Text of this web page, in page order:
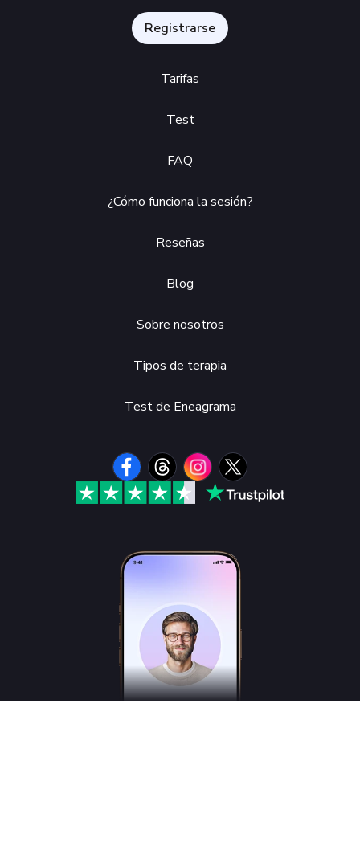
Registrarse
Tarifas
Test
FAQ
¿Cómo funciona la sesión?
Reseñas
Blog
Sobre nosotros
Tipos de terapia
Test de Eneagrama